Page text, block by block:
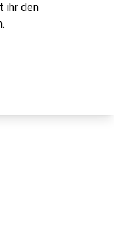
ihr den